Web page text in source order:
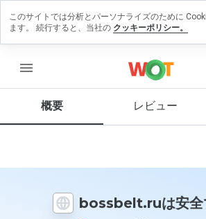
menu
概要 レビュー
bossbelt.ruは安全
ビュ
残す
この
イト
このサイトでは分析とパーソナライズのために
ます。 続行すると、当社の クッキーポリシー。